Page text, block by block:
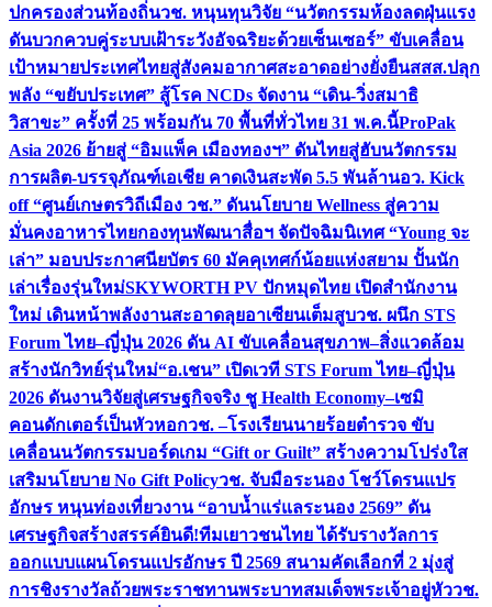
ปกครองส่วนท้องถิ่นวช. หนุนทุนวิจัย “นวัตกรรมห้องลดฝุ่นแรง
ดันบวกควบคู่ระบบเฝ้าระวังอัจฉริยะด้วยเซ็นเซอร์” ขับเคลื่อน
เป้าหมายประเทศไทยสู่สังคมอากาศสะอาดอย่างยั่งยืนสสส.ปลุก
พลัง “ขยับประเทศ” สู้โรค NCDs จัดงาน “เดิน-วิ่งสมาธิ
วิสาขะ” ครั้งที่ 25 พร้อมกัน 70 พื้นที่ทั่วไทย 31 พ.ค.นี้ProPak
Asia 2026 ย้ายสู่ “อิมแพ็ค เมืองทองฯ” ดันไทยสู่ฮับนวัตกรรม
การผลิต-บรรจุภัณฑ์เอเชีย คาดเงินสะพัด 5.5 พันล้านอว. Kick
off “ศูนย์เกษตรวิถีเมือง วช.” ดันนโยบาย Wellness สู่ความ
มั่นคงอาหารไทยกองทุนพัฒนาสื่อฯ จัดปัจฉิมนิเทศ “Young จะ
เล่า” มอบประกาศนียบัตร 60 มัคคุเทศก์น้อยแห่งสยาม ปั้นนัก
เล่าเรื่องรุ่นใหม่SKYWORTH PV ปักหมุดไทย เปิดสำนักงาน
ใหม่ เดินหน้าพลังงานสะอาดลุยอาเซียนเต็มสูบวช. ผนึก STS
Forum ไทย–ญี่ปุ่น 2026 ดัน AI ขับเคลื่อนสุขภาพ–สิ่งแวดล้อม
สร้างนักวิทย์รุ่นใหม่“อ.เชน” เปิดเวที STS Forum ไทย–ญี่ปุ่น
2026 ดันงานวิจัยสู่เศรษฐกิจจริง ชู Health Economy–เซมิ
คอนดักเตอร์เป็นหัวหอกวช. –โรงเรียนนายร้อยตำรวจ ขับ
เคลื่อนนวัตกรรมบอร์ดเกม “Gift or Guilt” สร้างความโปร่งใส
เสริมนโยบาย No Gift Policyวช. จับมือระนอง โชว์โดรนแปร
อักษร หนุนท่องเที่ยวงาน “อาบน้ำแร่แลระนอง 2569” ดัน
เศรษฐกิจสร้างสรรค์ยินดี!ทีมเยาวชนไทย ได้รับรางวัลการ
ออกแบบแผนโดรนแปรอักษร ปี 2569 สนามคัดเลือกที่ 2 มุ่งสู่
การชิงรางวัลถ้วยพระราชทานพระบาทสมเด็จพระเจ้าอยู่หัววช.